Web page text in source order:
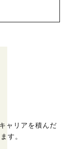
ャリアを積んだ
す。